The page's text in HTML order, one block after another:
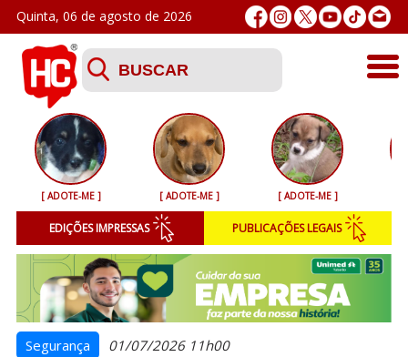
Quinta, 06 de agosto de 2026
Últimas
Esporte
Segurança
Geral
Variedades
Colunistas
[ ADOTE-ME ] [ ADOTE-ME ] [ ADOTE-ME ]
EDIÇÕES IMPRESSAS PUBLICAÇÕES LEGAIS
Segurança 01/07/2026 11h00